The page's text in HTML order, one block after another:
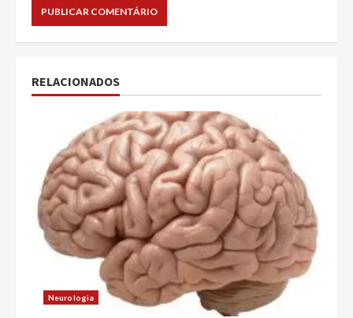
RELACIONADOS
Neurologia